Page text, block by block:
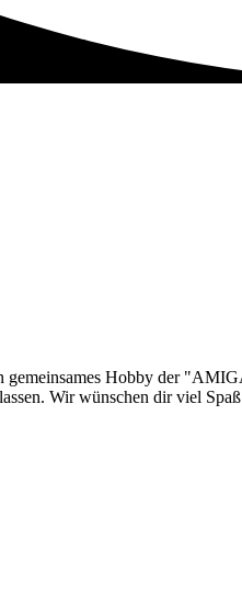
gemeinsames Hobby der
Wir wünschen dir viel